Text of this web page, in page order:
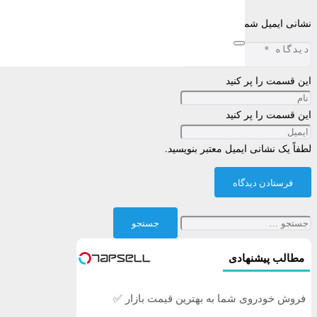
نشانی ایمیل شما منتشر نخواهد شد.
این قسمت را پر کنید
این قسمت را پر کنید
لطفاً یک نشانی ایمیل معتبر بنویسید.
فرستادن دیدگاه
جستجو
برای:
مطالب پیشنهادی
فروش خودروی شما به بهترین قیمت بازار ✅